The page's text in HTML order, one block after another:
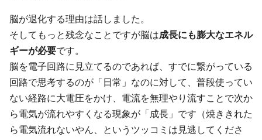
脳が退化する理由は話しました。
そしてもっと残念なことですが脳は成長にも膨大なエネル
ギーが必要です。
脳を電子回路に見立てるのであれば、すでに繋がっている
回路で思考するのが「日常」なのに対して、普段使ってい
ない経路に大電圧をかけ、電流を無理やり流すことで次か
ら電気が流れやすくなる現象が「成長」です（焼ききれた
ら電気流れないやん、というツッコミは見逃してくださ